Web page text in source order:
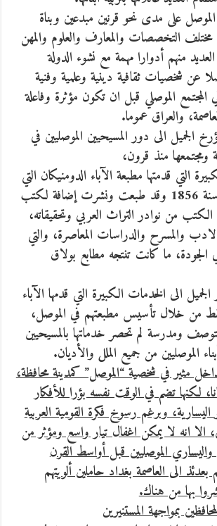
على مدى نحو قرنين مبدعين وبناة
مختلف التخصصات والمعارف والعلوم والمهن
منهم أدوارا مهمة مع نشوء الدولة
عن شخصيات ثقافية دينية وعلمية وفنية
المجتمع الموصلي قبل ان تكون مؤثرة وفاعلة
والعراق عموما.
الجميل الى دور المسيحيين الموصليين في
ومجتمعها منذ قرون،
التي قدمتها مطبعة الآباء الدومنيكان التي
أنشئت في الموصل سنة 1856 وقد طبعت ونشرت إضافة لكتب
من نوادر التراث العربي وتحقيقاته،
والمسرح والدراسات المعاصرة، والتي
ما كانت تنتجه مطابع بولاق
الى الخدمات الكبيرة التي قدمها الآباء
من خلال تأسيس مطبعتهم في الموصل،
ومدرسة لم تحصر خدماتها بالمسيحيين
الموصليين من جميع الملل والأديان.
مثير في شخصية “الموصل” كمدينة محافظة،
لكنها تضم في الوقت نفسه بؤرا للأفكار
و اليسارية، وبرغم رسوخ فكرة القومية العربية
الا انه لا يمكن اغفال تيار واسع ومؤثر من
واليساري الموصليين قبل أواسط القرن
بعدئذ الى العاصمة بغداد حاملين ألويتهم
بها من هناك.
بمواجهة المستنيرين